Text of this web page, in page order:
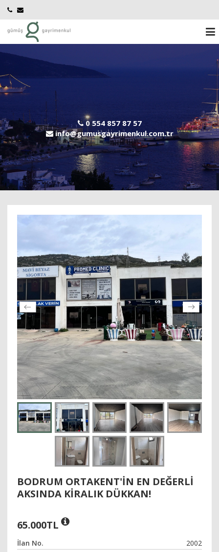
0 554 857 87 57
info@gumusgayrimenkul.com.tr
BODRUM ORTAKENT'IN EN DEĞERLI
AKSINDA KIRALIK DÜKKAN!
65.000TL
İlan No.
2002